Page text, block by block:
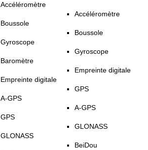
Accéléromètre
Boussole
Gyroscope
Baromètre
Empreinte digitale
A-GPS
GPS
GLONASS
Accéléromètre
Boussole
Gyroscope
Empreinte digitale
GPS
A-GPS
GLONASS
BeiDou